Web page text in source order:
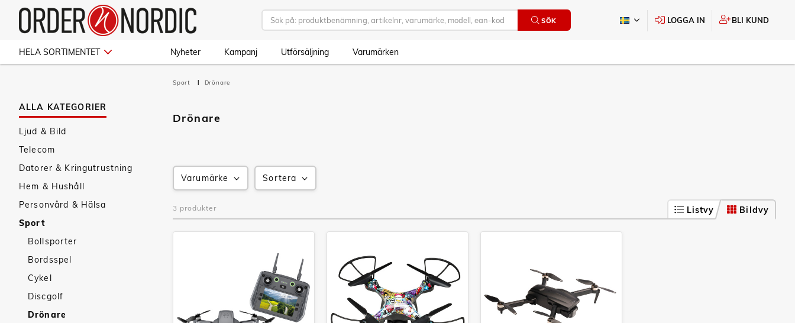
SÖK LOGGA IN BLI KUND
HELA SORTIMENTET Nyheter Kampanj Utförsäljning Varumärken
ALLA KATEGORIER
Ljud & Bild
Telecom
Datorer & Kringutrustning
Hem & Hushåll
Personvård & Hälsa
Sport
Bollsporter
Bordsspel
Cykel
Discgolf
Drönare
Sport Drönare
Drönare
Varumärke Sortera
3 produkter Bildvy
Listvy